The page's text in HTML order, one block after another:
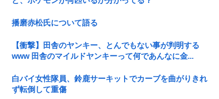
播磨赤松氏について語る
【衝撃】田舎のヤンキー、とんでもない事が判明する
www 田舎のマイルドヤンキーって何であんなに金...
白バイ女性隊員、鈴鹿サーキットでカーブを曲がりきれ
ず転倒して重傷